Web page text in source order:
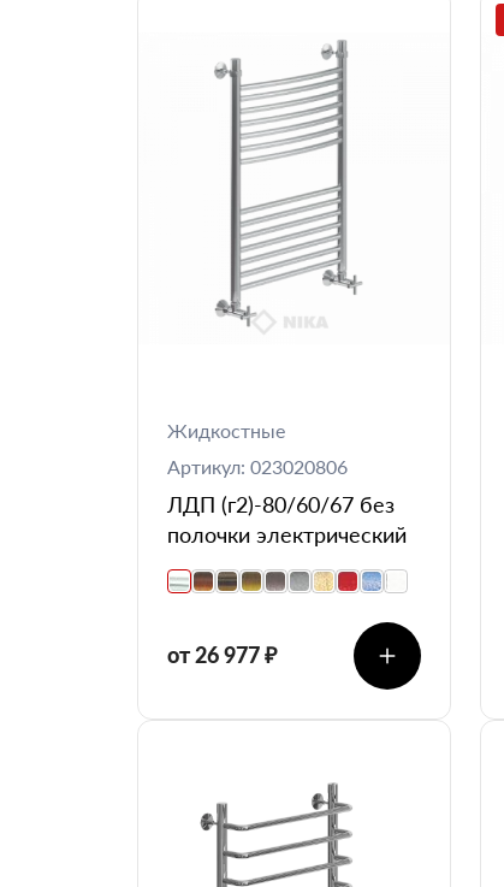
Жидкостные
Артикул: 023020806
ЛДП (г2)-80/60/67 без
полочки электрический
от 26 977 ₽